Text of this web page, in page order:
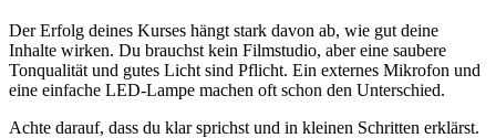
Der Erfolg deines Kurses hängt stark davon ab, wie gut deine
Inhalte wirken. Du brauchst kein Filmstudio, aber eine saubere
Tonqualität und gutes Licht sind Pflicht. Ein externes Mikrofon und
eine einfache LED-Lampe machen oft schon den Unterschied.
Achte darauf, dass du klar sprichst und in kleinen Schritten erklärst.